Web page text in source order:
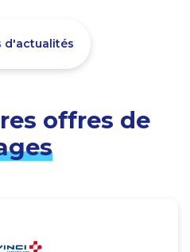
d'actualités
offres de